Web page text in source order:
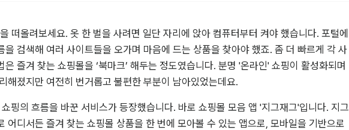
떠올려보세요. 옷 한 벌을 사려면 일단 자리에 앉아 컴퓨터부터 켜야 했습니다. 포털에
을 검색해 여러 사이트들을 오가며 마음에 드는 상품을 찾아야 했죠. 좀 더 빠르게 각 사
은 즐겨 찾는 쇼핑몰을 ‘북마크’ 해두는 정도였습니다. 분명 '온라인' 쇼핑이 활성화되며
해졌지만 여전히 번거롭고 불편한 부분이 남아있었는데요.
핑의 흐름을 바꾼 서비스가 등장했습니다. 바로 쇼핑몰 모음 앱 '지그재그'입니다. 지그
어디서든 즐겨 찾는 쇼핑몰 상품을 한 번에 모아볼 수 있는 앱으로, 모바일을 기반으로